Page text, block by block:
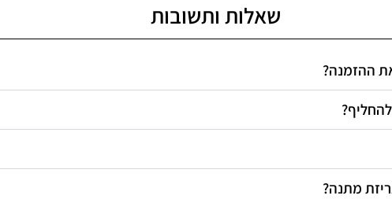
שאלות ותשובות
ההזמנה?
מתנה?